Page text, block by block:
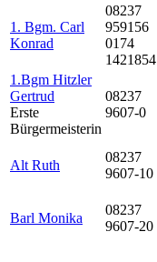
1. Bgm. Carl
Konrad
08237
959156
0174
1421854
1.Bgm Hitzler
Gertrud
Erste
Bürgermeisterin
08237
9607-0
Alt Ruth
08237
9607-10
Barl Monika
08237
9607-20